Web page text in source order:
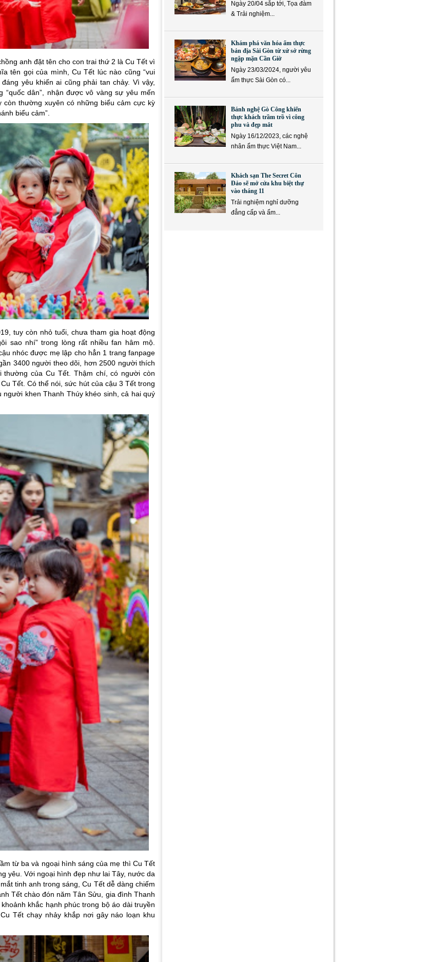
anh đặt tên cho con trai thứ 2 là Cu Tết vì
tên gọi của mình, Cu Tết lúc nào cũng “vui
yêu khiến ai cũng phải tan chảy. Vì vậy,
dân”, nhận được vô vàng sự yêu mến
thường xuyên có những biểu cảm cực kỳ
biểu cảm”.
tuy còn nhỏ tuổi, chưa tham gia hoạt động
sao nhí” trong lòng rất nhiều fan hâm mộ.
nhóc được mẹ lập cho hẳn 1 trang fanpage
3400 người theo dõi, hơn 2500 người thích
của Cu Tết. Thậm chí, có người còn
Tết. Có thể nói, sức hút của cậu 3 Tết trong
người khen Thanh Thúy khéo sinh, cả hai quý
từ ba và ngoại hình sáng của mẹ thì Cu Tết
yêu. Với ngoại hình đẹp như lai Tây, nước da
tinh anh trong sáng, Cu Tết dễ dàng chiếm
Tết chào đón năm Tân Sửu, gia đình Thanh
khắc hạnh phúc trong bộ áo dài truyền
Tết chạy nhảy khắp nơi gây náo loạn khu
Ngày 20/04 sắp tới, Tọa đàm
& Trải nghiệm...
Khám phá văn hóa ẩm thực
bản địa Sài Gòn từ xứ sở rừng
ngập mặn Cần Giờ
Ngày 23/03/2024, người yêu
ẩm thực Sài Gòn có...
Bánh nghệ Gò Công khiến
thực khách trầm trồ vì công
phu và đẹp mắt
Ngày 16/12/2023, các nghệ
nhân ẩm thực Việt Nam...
Khách sạn The Secret Côn
Đảo sẽ mở cửa khu biệt thự
vào tháng 11
Trải nghiệm nghỉ dưỡng
đẳng cấp và ẩm...